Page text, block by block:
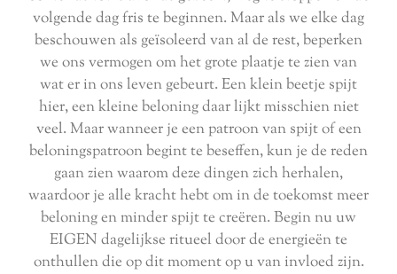
volgende dag fris te beginnen. Maar als we elke dag
beschouwen als geïsoleerd van al de rest, beperken
we ons vermogen om het grote plaatje te zien van
wat er in ons leven gebeurt. Een klein beetje spijt
hier, een kleine beloning daar lijkt misschien niet
veel. Maar wanneer je een patroon van spijt of een
beloningspatroon begint te beseffen, kun je de reden
gaan zien waarom deze dingen zich herhalen,
waardoor je alle kracht hebt om in de toekomst meer
beloning en minder spijt te creëren. Begin nu uw
EIGEN dagelijkse ritueel door de energieën te
onthullen die op dit moment op u van invloed zijn.